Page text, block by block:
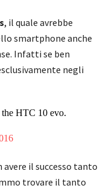
, il quale avrebbe
smartphone anche
Infatti se ben
negli
HTC 10 evo.
il successo tanto
trovare il tanto